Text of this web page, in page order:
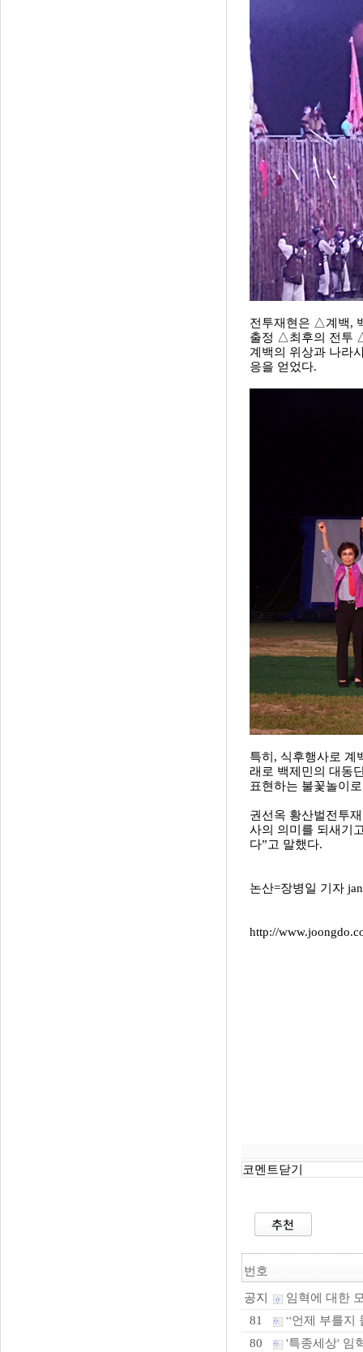
전투재현은 △계백,
출정 △최후의 전투
계백의 위상과 나라
응을 얻었다.
특히, 식후행사로 계
래로 백제민의 대동
표현하는 불꽃놀이
권선옥 황산벌전투
사의 의미를 되새기
다”고 말했다.
논산=장병일 기자
http://
코멘트닫기
번호
공지 임혁에 대한
81 “언제 부를지
80 '특종세상' 임